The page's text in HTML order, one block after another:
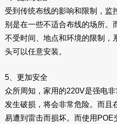
受到传统布线的影响和限制，监
别是在一些不适合布线的场所。
不受时间、地点和环境的限制，
头可以任意安装。
5、更加安全
众所周知，家用的220V是强电
发生破损，将会非常危险。而且
易遭到雷击而损坏。而使用